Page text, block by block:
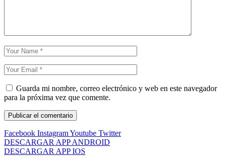
Guarda mi nombre, correo electrónico y web en este navegador
para la próxima vez que comente.
Facebook InstagramYoutube Twitter
DESCARGAR APP ANDROID
DESCARGAR APP IOS